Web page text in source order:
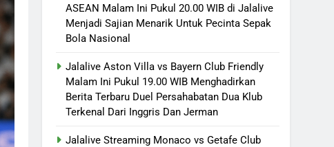
ASEAN Malam Ini Pukul 20.00 WIB di Jalalive
Menjadi Sajian Menarik Untuk Pecinta Sepak
Bola Nasional
Jalalive Aston Villa vs Bayern Club Friendly
Malam Ini Pukul 19.00 WIB Menghadirkan
Berita Terbaru Duel Persahabatan Dua Klub
Terkenal Dari Inggris Dan Jerman
Jalalive Streaming Monaco vs Getafe Club